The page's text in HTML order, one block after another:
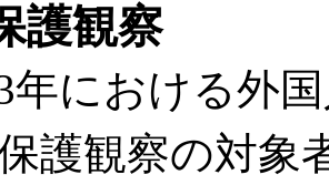
護観察
年における外
護観察の対象